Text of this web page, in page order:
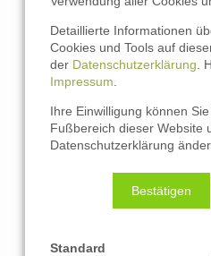
tauschen. Besuchen Sie uns. Wir
Zurück
24.06.2026
Urlaub und
Schließzeiten
09.09.2025
Detaillierte Informationen
Cookies und Tools auf
der Datenschutzerklärung .
Impressum
Ihre Einwilligung können
Fußbereich dieser Website
Datenschutzerklärung
Bestätigen
Standard